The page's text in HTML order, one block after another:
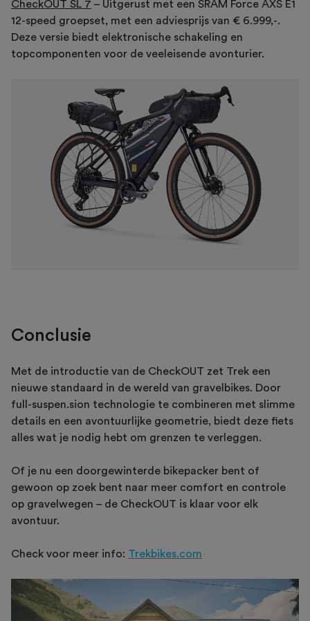
CheckOUT SL 7 – Uitgerust met een SRAM Force AXS E1
12-speed groepset, met een adviesprijs van € 6.999,-.
Deze versie biedt elektronische schakeling en
topcomponenten voor de veeleisende avonturier.
Conclusie
Met de introductie van de CheckOUT zet Trek een
nieuwe standaard in de wereld van gravelbikes. Door
full-suspen.sion technologie te combineren met slimme
details en een avontuurlijke geometrie, biedt deze fiets
alles wat je nodig hebt om grenzen te verleggen.
Of je nu een doorgewinterde bikepacker bent of
gewoon op zoek bent naar meer comfort en controle
op gravelwegen – de CheckOUT is klaar voor elk
avontuur.
Check voor meer info: Trekbikes.com